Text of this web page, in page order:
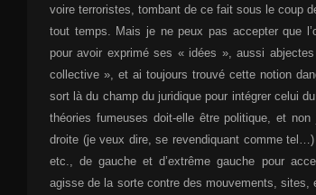
voire terroristes, tombant de ce fait sous le coup
tout temps. Mais je ne peux pas accepter que
pour avoir exprimé ses « idées », aussi
collective », et ai toujours trouvé cette notion
sort là du champ du juridique pour intégrer celui
théories fumeuses doit-elle être politique, et
droite (je veux dire, se revendiquant comme
etc., de gauche et d’extrême gauche pour
agisse de la sorte contre des mouvements, sites,